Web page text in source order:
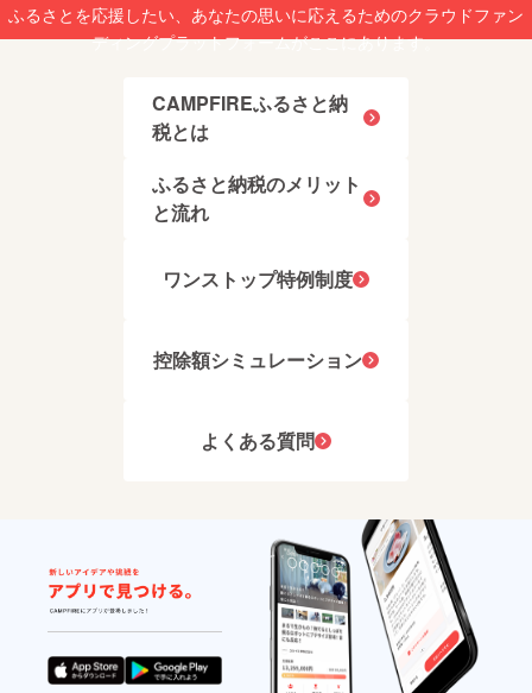
ふるさとを応援したい、あなたの思いに応えるためのクラウドファン
ディングプラットフォームがここにあります。
CAMPFIREふるさと納
税とは
ふるさと納税のメリット
と流れ
ワンストップ特例制度
控除額シミュレーション
よくある質問